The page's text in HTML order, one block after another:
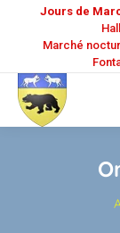
Jours de
Marché